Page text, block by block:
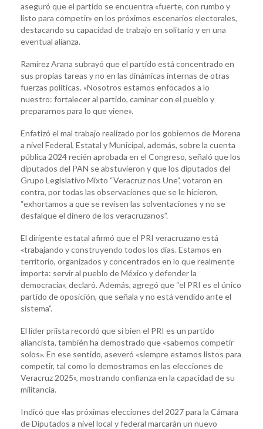
aseguró que el partido se encuentra «fuerte, con rumbo y
listo para competir» en los próximos escenarios electorales,
destacando su capacidad de trabajo en solitario y en una
eventual alianza.
Ramírez Arana subrayó que el partido está concentrado en
sus propias tareas y no en las dinámicas internas de otras
fuerzas políticas. «Nosotros estamos enfocados a lo
nuestro: fortalecer al partido, caminar con el pueblo y
prepararnos para lo que viene».
Enfatizó el mal trabajo realizado por los gobiernos de Morena
a nivel Federal, Estatal y Municipal, además, sobre la cuenta
pública 2024 recién aprobada en el Congreso, señaló que los
diputados del PAN se abstuvieron y que los diputados del
Grupo Legislativo Mixto “Veracruz nos Une”, votaron en
contra, por todas las observaciones que se le hicieron,
“exhortamos a que se revisen las solventaciones y no se
desfalque el dinero de los veracruzanos”.
El dirigente estatal afirmó que el PRI veracruzano está
«trabajando y construyendo todos los días. Estamos en
territorio, organizados y concentrados en lo que realmente
importa: servir al pueblo de México y defender la
democracia», declaró. Además, agregó que “el PRI es el único
partido de oposición, que señala y no está vendido ante el
sistema”.
El líder priista recordó que si bien el PRI es un partido
aliancista, también ha demostrado que «sabemos competir
solos». En ese sentido, aseveró «siempre estamos listos para
competir, tal como lo demostramos en las elecciones de
Veracruz 2025», mostrando confianza en la capacidad de su
militancia.
Indicó que «las próximas elecciones del 2027 para la Cámara
de Diputados a nivel local y federal marcarán un nuevo